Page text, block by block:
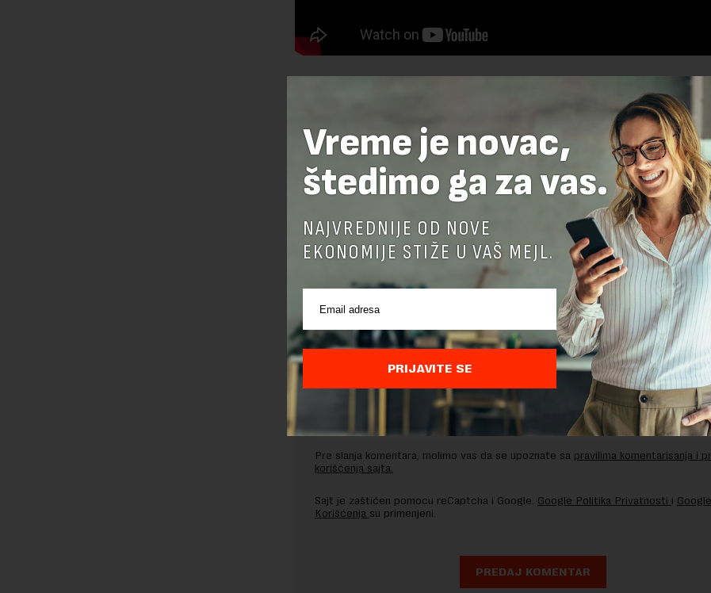
Preuzimanje delova teksta je dozvoljeno, ali uz obavezno navođenje izvora i uz
JAVNA PREDUZEĆA
OSTAVITE ODGOVOR
Pre slanja komentara, molimo vas da se upoznate sa pravilima komentarisanja i
korišćenja sajta.
Sajt je zaštićen pomocu reCaptcha i Google. Google Politika Privatnosti i
Korišćenja su primenjeni.
Vreme je novac,
štedimo ga za vas.
NAJVREDNIJE OD NOVE
EKONOMIJE STIŽE U VAŠ MEJL.
PRIJAVITE SE